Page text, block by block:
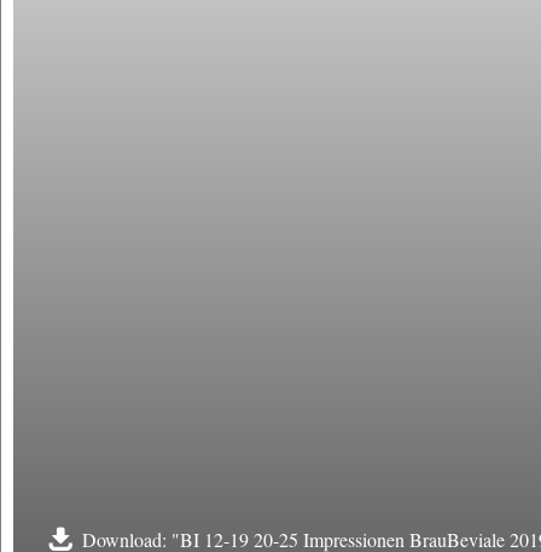
Download: "BI 12-19 20-25 Impressionen BrauBeviale